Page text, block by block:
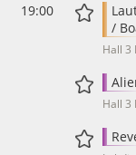
19:00
/
Hall 3
Hall 3